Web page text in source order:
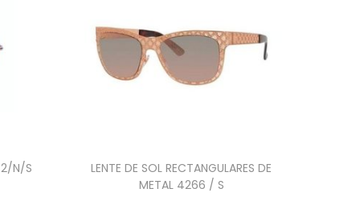
N/S
LENTE DE SOL RECTANGULARES DE
METAL 4266 / S